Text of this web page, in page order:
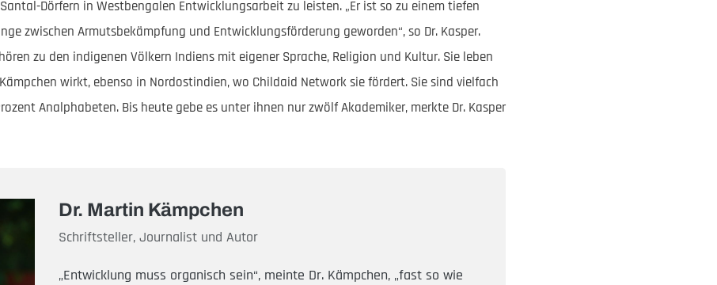
Dörfern in Westbengalen Entwicklungsarbeit zu leisten. „Er ist so zu einem tiefen
zwischen Armutsbekämpfung und Entwicklungsförderung geworden“, so Dr. Kasper.
zu den indigenen Völkern Indiens mit eigener Sprache, Religion und Kultur. Sie leben
wirkt, ebenso in Nordostindien, wo Childaid Network sie fördert. Sie sind vielfach
Analphabeten. Bis heute gebe es unter ihnen nur zwölf Akademiker, merkte Dr. Kasper
Dr. Martin Kämpchen
Schriftsteller, Journalist und Autor
„Entwicklung muss organisch sein“, meinte Dr. Kämpchen, „fast so wie